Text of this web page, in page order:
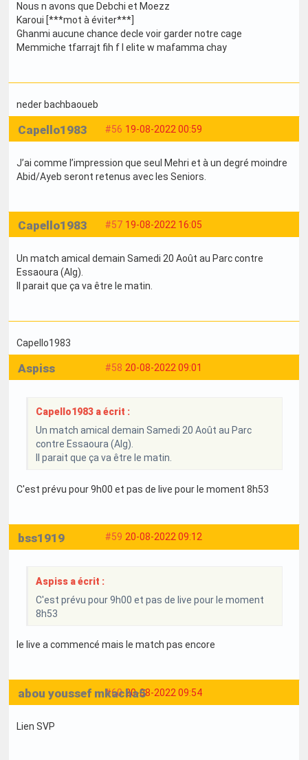
Nous n avons que Debchi et Moezz
Karoui [***mot à éviter***]
Ghanmi aucune chance decle voir garder notre cage
Memmiche tfarrajt fih f l elite w mafamma chay
neder bachbaoueb
#56 19-08-2022 00:59
Capello1983
J’ai comme l’impression que seul Mehri et à un degré moindre
Abid/Ayeb seront retenus avec les Seniors.
#57 19-08-2022 16:05
Capello1983
Un match amical demain Samedi 20 Août au Parc contre
Essaoura (Alg).
Il parait que ça va être le matin.
Capello1983
#58 20-08-2022 09:01
Aspiss
Capello1983 a écrit :
Un match amical demain Samedi 20 Août au Parc
contre Essaoura (Alg).
Il parait que ça va être le matin.
C'est prévu pour 9h00 et pas de live pour le moment 8h53
#59 20-08-2022 09:12
bss1919
Aspiss a écrit :
C'est prévu pour 9h00 et pas de live pour le moment
8h53
le live a commencé mais le match pas encore
#60 20-08-2022 09:54
abou youssef mkacha5
Lien SVP